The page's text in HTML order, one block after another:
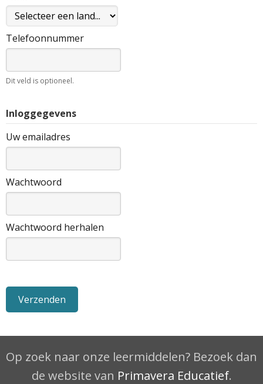
Telefoonnummer
Dit veld is optioneel.
Inloggegevens
Uw emailadres
Wachtwoord
Wachtwoord herhalen
Op zoek naar onze leermiddelen? Bezoek dan
de website van Primavera Educatief.